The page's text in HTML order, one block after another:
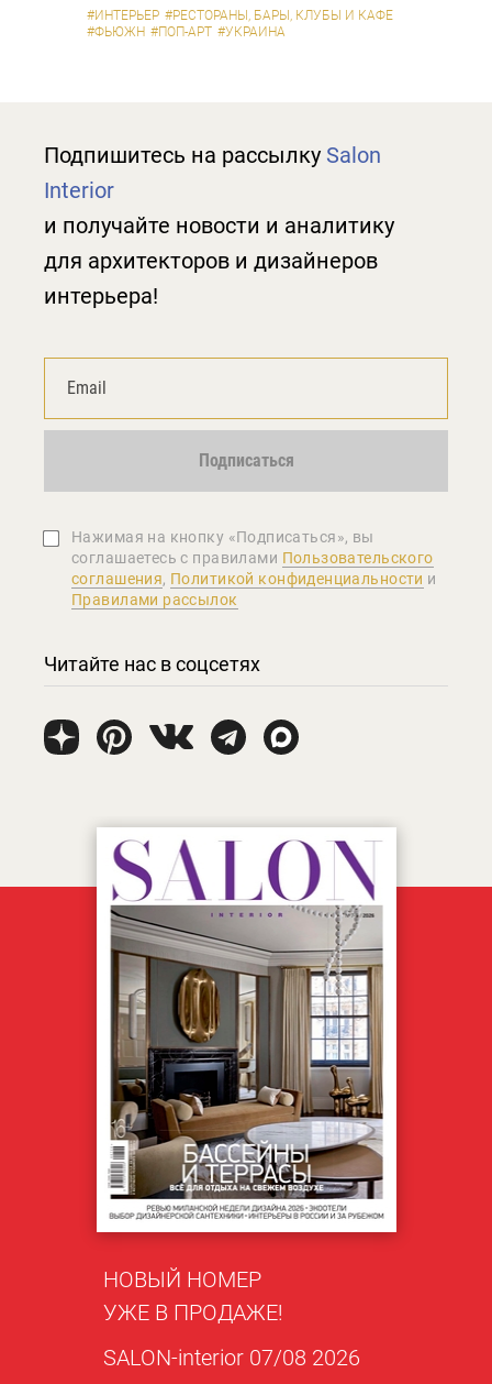
#ИНТЕРЬЕР #РЕСТОРАНЫ, БАРЫ, КЛУБЫ И КАФЕ
#ФЬЮЖН #ПОП-АРТ #УКРАИНА
Подпишитесь на рассылку Salon
Interior
и получайте новости и аналитику
для архитекторов и дизайнеров
интерьера!
Подписаться
Нажимая на кнопку «Подписаться», вы
соглашаетеcь с правилами Пользовательского
соглашения, Политикой конфиденциальности и
Правилами рассылок
Читайте нас в соцсетях
НОВЫЙ НОМЕР
УЖЕ В ПРОДАЖЕ!
SALON-interior 07/08 2026